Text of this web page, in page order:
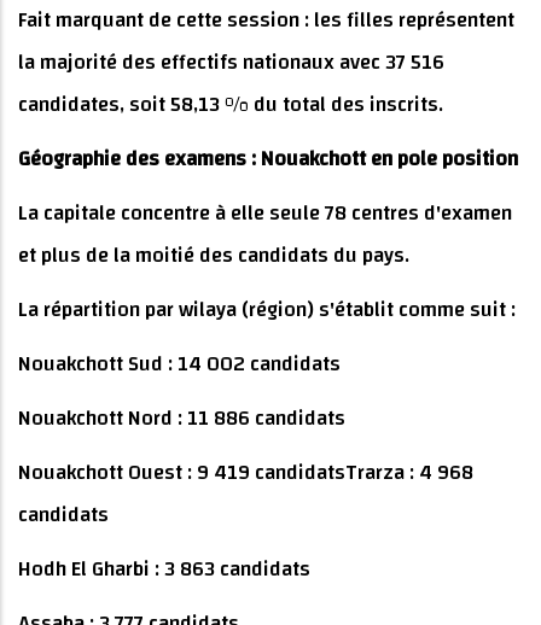
Fait marquant de cette session : les filles représentent
la majorité des effectifs nationaux avec 37 516
candidates, soit 58,13 % du total des inscrits.
Géographie des examens : Nouakchott en pole position
La capitale concentre à elle seule 78 centres d'examen
et plus de la moitié des candidats du pays.
La répartition par wilaya (région) s'établit comme suit :
Nouakchott Sud : 14 002 candidats
Nouakchott Nord : 11 886 candidats
Nouakchott Ouest : 9 419 candidatsTrarza : 4 968
candidats
Hodh El Gharbi : 3 863 candidats